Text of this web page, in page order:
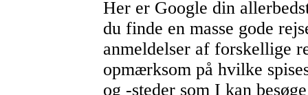
Her er Google din
du finde en masse gode
anmeldelser af forskellige
opmærksom på hvilke
og -steder som I kan